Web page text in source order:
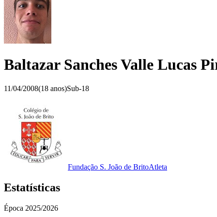
Baltazar Sanches Valle Lucas
11/04/2008(18 anos)Sub-18
Fundação S. João de BritoAtleta
Estatísticas
Época 2025/2026